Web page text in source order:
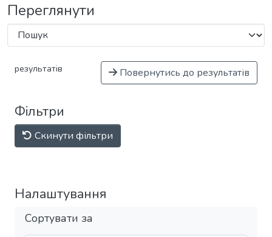
Переглянути
результатів Повернутись до результатів
Фільтри
Скинути фільтри
Налаштування
Сортувати за